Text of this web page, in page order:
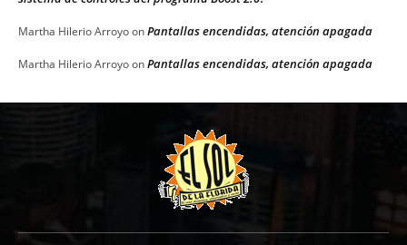
Martha Hilerio ArroyoonPantallas encendidas, atención apagada
Martha Hilerio ArroyoonPantallas encendidas, atención apagada